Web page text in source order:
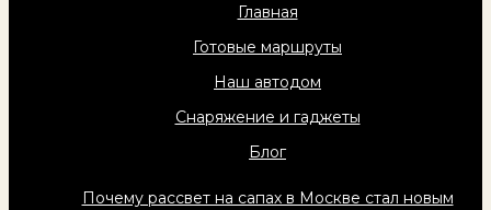
Главная
Готовые маршруты
Наш автодом
Снаряжение и гаджеты
Блог
Почему рассвет на сапах в Москве стал новым